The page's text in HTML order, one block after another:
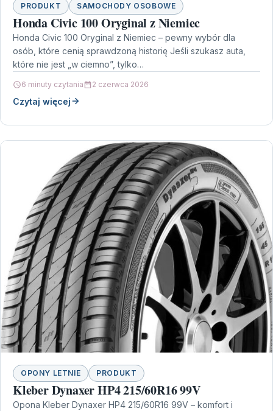
PRODUKT SAMOCHODY OSOBOWE
Honda Civic 100 Oryginal z Niemiec
Honda Civic 100 Oryginal z Niemiec – pewny wybór dla
osób, które cenią sprawdzoną historię Jeśli szukasz auta,
które nie jest „w ciemno”, tylko…
6 minuty czytania 2 czerwca 2026
Czytaj więcej
OPONY LETNIE PRODUKT
Kleber Dynaxer HP4 215/60R16 99V
Opona Kleber Dynaxer HP4 215/60R16 99V – komfort i